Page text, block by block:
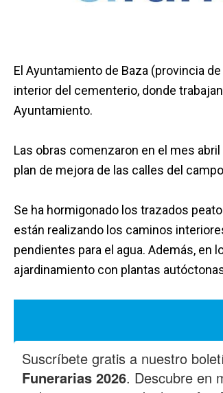
El Ayuntamiento de Baza (provincia
interior del cementerio, donde
Ayuntamiento.
Las obras comenzaron en el mes
plan de mejora de las calles del
Se ha hormigonado los trazados
están realizando los caminos
pendientes para el agua. Además, en
ajardinamiento con plantas